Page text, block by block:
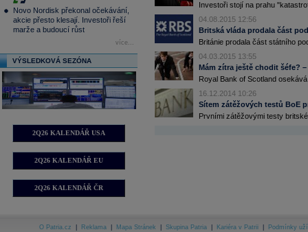
Novo Nordisk překonal očekávání,
akcie přesto klesají. Investoři řeší
marže a budoucí růst
více...
VÝSLEDKOVÁ SEZÓNA
2Q26 KALENDÁŘ USA
2Q26 KALENDÁŘ EU
2Q26 KALENDÁŘ ČR
Investoři stojí na prahu
04.08.2015 12:56
Britská vláda prodala část
Británie prodala část státního
04.03.2015 13:55
Mám zítra ještě chodit šéfe?
Royal Bank of Scotland
16.12.2014 10:26
Sítem zátěžových testů BoE
Prvními zátěžovými testy
O Patria.cz Reklama Mapa Stránek Skupina Patria Kariéra v Patrii Podmínky